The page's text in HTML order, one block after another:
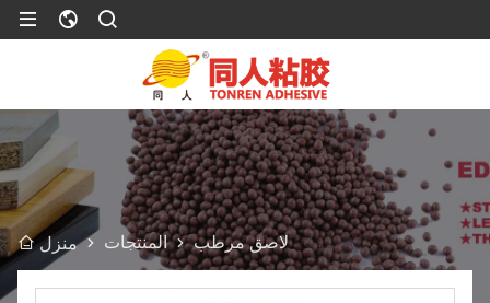
منزل المنتجات لاصق مرطب